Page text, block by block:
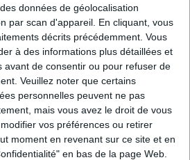
données de géolocalisation
par scan d'appareil. En cliquant, vous
décrits précédemment. Vous
à des informations plus détaillées et
avant de consentir ou pour refuser de
Veuillez noter que certains
personnelles peuvent ne pas
mais vous avez le droit de vous
vos préférences ou retirer
moment en revenant sur ce site et en
en bas de la page Web.
la viande par des féculents ?
diététique du 05/08/2026